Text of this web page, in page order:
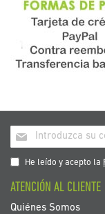
Inscríbase
a
nuestro
de
noticias:
He leído y acepto la
ATENCIÓN AL CLIENTE
Quiénes Somos